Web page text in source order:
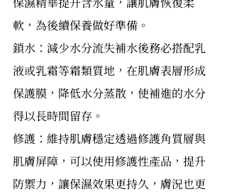
軟，為後續保養做好準備。
鎖水：減少水分流失補水後務必搭配乳
液或乳霜等霜類質地，在肌膚表層形成
保護膜，降低水分蒸散，使補進的水分
得以長時間留存。
修護：維持肌膚穩定透過修護角質層與
肌膚屏障，可以使用修護性產品，提升
防禦力，讓保濕效果更持久，膚況也更